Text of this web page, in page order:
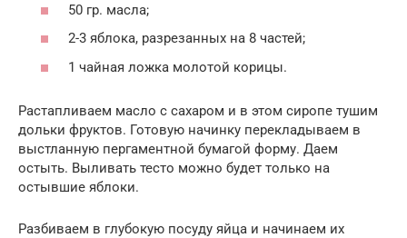
50 гр. масла;
2-3 яблока, разрезанных на 8 частей;
1 чайная ложка молотой корицы.
Растапливаем масло с сахаром и в этом сиропе тушим
дольки фруктов. Готовую начинку перекладываем в
выстланную пергаментной бумагой форму. Даем
остыть. Выливать тесто можно будет только на
остывшие яблоки.
Разбиваем в глубокую посуду яйца и начинаем их